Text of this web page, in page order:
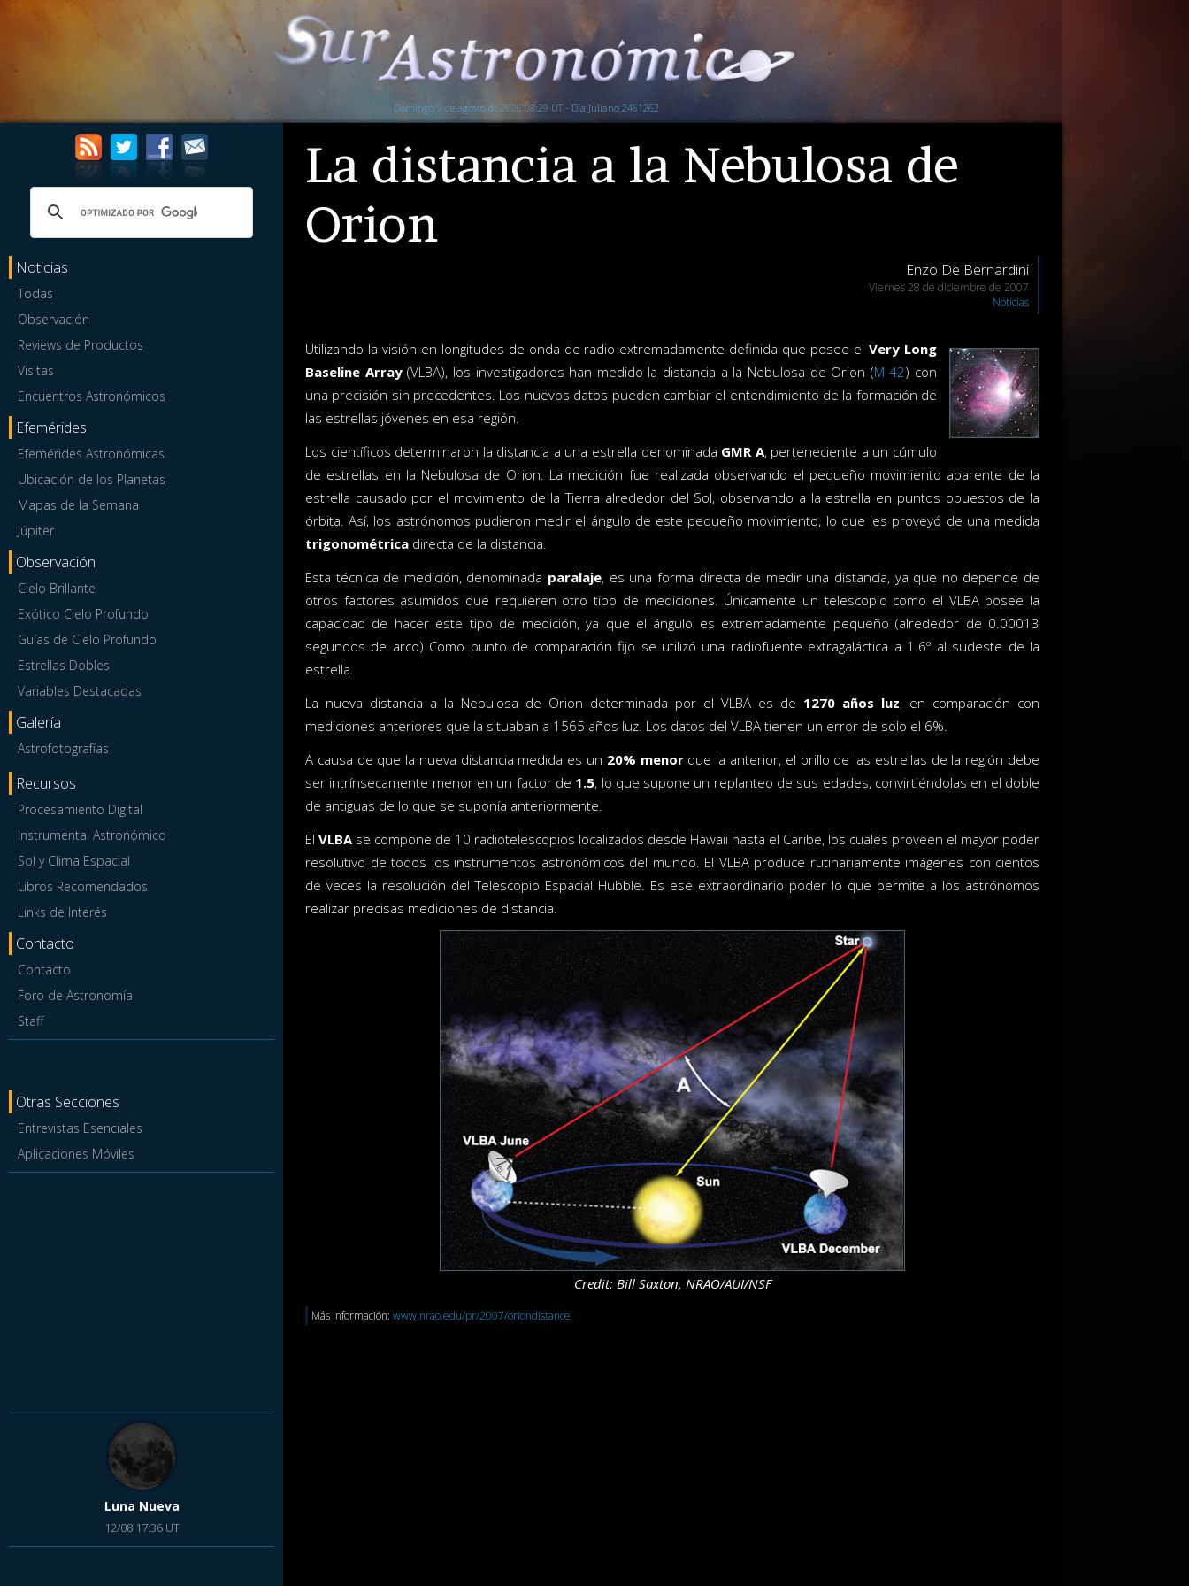
Domingo 9 de agosto de 2026 08:29 UT - Día Juliano 2461262
Noticias
Todas
Observación
Reviews de Productos
Visitas
Encuentros Astronómicos
Efemérides
Efemérides Astronómicas
Ubicación de los Planetas
Mapas de la Semana
Júpiter
Observación
Cielo Brillante
Exótico Cielo Profundo
Guías de Cielo Profundo
Estrellas Dobles
Variables Destacadas
Galería
Astrofotografías
Recursos
Procesamiento Digital
Instrumental Astronómico
Sol y Clima Espacial
Libros Recomendados
Links de Interés
Contacto
Contacto
Foro de Astronomía
Staff
Otras Secciones
Entrevistas Esenciales
Aplicaciones Móviles
Luna Nueva
12/08 17:36 UT
La distancia a la Nebulosa de
Orion
Enzo De Bernardini
Viernes 28 de diciembre de 2007
Noticias
Utilizando la visión en longitudes de onda de radio extremadamente definida que posee elVery Long
Baseline Array(VLBA), los investigadores han medido la distancia a la Nebulosa de Orion (M 42) con
una precisión sin precedentes. Los nuevos datos pueden cambiar el entendimiento de la formación de
las estrellas jóvenes en esa región.
Los científicos determinaron la distancia a una estrella denominada GMR A, perteneciente a un cúmulo
de estrellas en la Nebulosa de Orion. La medición fue realizada observando el pequeño movimiento aparente de la
estrella causado por el movimiento de la Tierra alrededor del Sol, observando a la estrella en puntos opuestos de la
órbita. Así, los astrónomos pudieron medir el ángulo de este pequeño movimiento, lo que les proveyó de una medida
trigonométrica directa de la distancia.
Esta técnica de medición, denominada paralaje, es una forma directa de medir una distancia, ya que no depende de
otros factores asumidos que requieren otro tipo de mediciones. Únicamente un telescopio como el VLBA posee la
capacidad de hacer este tipo de medición, ya que el ángulo es extremadamente pequeño (alrededor de 0.00013
segundos de arco) Como punto de comparación fijo se utilizó una radiofuente extragaláctica a 1.6º al sudeste de la
estrella.
La nueva distancia a la Nebulosa de Orion determinada por el VLBA es de 1270 años luz, en comparación con
mediciones anteriores que la situaban a 1565 años luz. Los datos del VLBA tienen un error de solo el 6%.
A causa de que la nueva distancia medida es un 20% menorque la anterior, el brillo de las estrellas de la región debe
ser intrínsecamente menor en un factor de 1.5, lo que supone un replanteo de sus edades, convirtiéndolas en el doble
de antiguas de lo que se suponía anteriormente.
El VLBAse compone de 10 radiotelescopios localizados desde Hawaii hasta el Caribe, los cuales proveen el mayor poder
resolutivo de todos los instrumentos astronómicos del mundo. El VLBA produce rutinariamente imágenes con cientos
de veces la resolución del Telescopio Espacial Hubble. Es ese extraordinario poder lo que permite a los astrónomos
realizar precisas mediciones de distancia.
Credit: Bill Saxton, NRAO/AUI/NSF
Más información: www.nrao.edu/pr/2007/oriondistance